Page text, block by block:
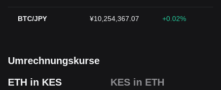
BTC/JPY ¥10,254,367.07 +0.02%
Umrechnungskurse
ETH in KES
KES in ETH